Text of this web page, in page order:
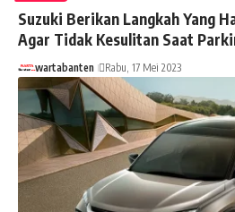
Suzuki Berikan Langkah Yang
Agar Tidak Kesulitan Saat
wartabanten Rabu, 17 Mei 2023